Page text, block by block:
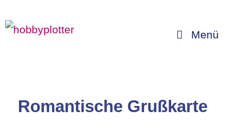
Inhalt
Menü
Romantische Grußkarte